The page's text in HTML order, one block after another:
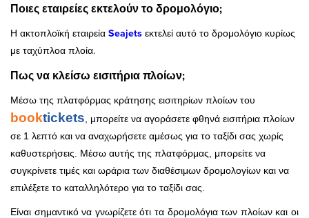
Ποιες εταιρείες εκτελούν το δρομολόγιο;
Η ακτοπλοϊκή εταιρεία Seajets εκτελεί αυτό το δρομολόγιο κυρίως
με ταχύπλοα πλοία.
Πως να κλείσω εισιτήρια πλοίων;
Μέσω της πλατφόρμας κράτησης εισιτηρίων πλοίων του
booktickets , μπορείτε να αγοράσετε φθηνά εισιτήρια πλοίων
σε 1 λεπτό και να αναχωρήσετε αμέσως για το ταξίδι σας χωρίς
καθυστερήσεις. Μέσω αυτής της πλατφόρμας, μπορείτε να
συγκρίνετε τιμές και ωράρια των διαθέσιμων δρομολογίων και να
επιλέξετε το καταλληλότερο για το ταξίδι σας.
Είναι σημαντικό να γνωρίζετε ότι τα δρομολόγια των πλοίων και οι